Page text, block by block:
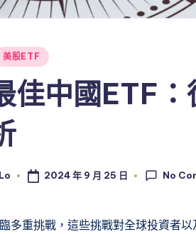
美股ETF
佳中國ETF
2024 年 9 月 25 日 No
多重挑戰，這些挑戰對全球投資者